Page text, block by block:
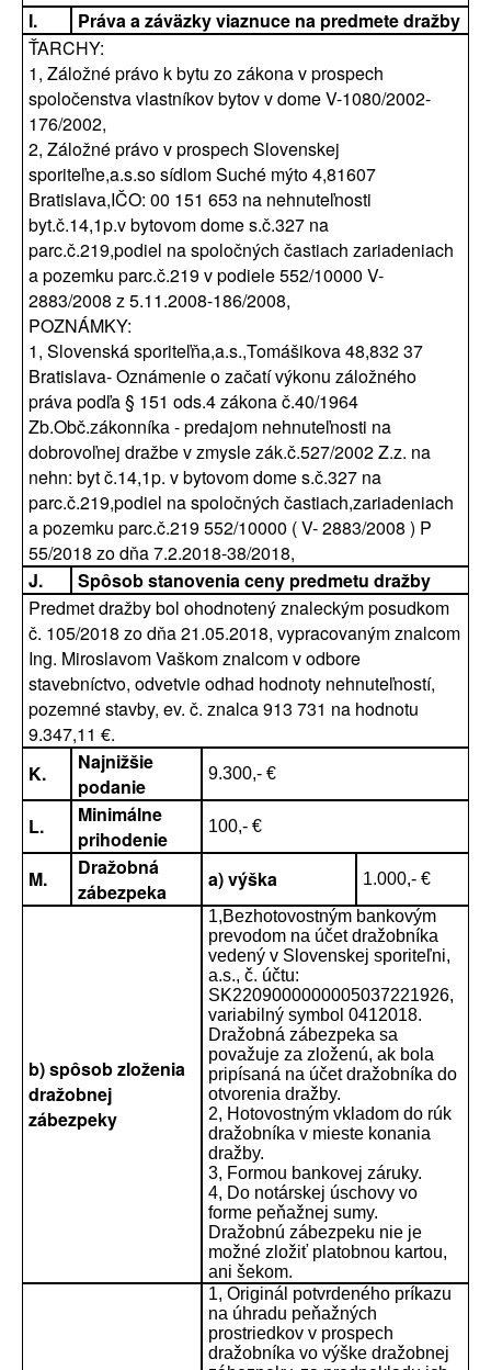
I.
Práva a záväzky viaznuce na predmete dražby
ŤARCHY:
1, Záložné právo k bytu zo zákona v prospech
spoločenstva vlastníkov bytov v dome V-1080/2002-
176/2002,
2, Záložné právo v prospech Slovenskej
sporiteľne,a.s.so sídlom Suché mýto 4,81607
Bratislava,IČO: 00 151 653 na nehnuteľnosti
byt.č.14,1p.v bytovom dome s.č.327 na
parc.č.219,podiel na spoločných častiach zariadeniach
a pozemku parc.č.219 v podiele 552/10000 V-
2883/2008 z 5.11.2008-186/2008,
POZNÁMKY:
1, Slovenská sporiteľňa,a.s.,Tomášikova 48,832 37
Bratislava- Oznámenie o začatí výkonu záložného
práva podľa § 151 ods.4 zákona č.40/1964
Zb.Obč.zákonníka - predajom nehnuteľnosti na
dobrovoľnej dražbe v zmysle zák.č.527/2002 Z.z. na
nehn: byt č.14,1p. v bytovom dome s.č.327 na
parc.č.219,podiel na spoločných častiach,zariadeniach
a pozemku parc.č.219 552/10000 ( V- 2883/2008 ) P
55/2018 zo dňa 7.2.2018-38/2018,
J.
Spôsob stanovenia ceny predmetu dražby
Predmet dražby bol ohodnotený znaleckým posudkom
č. 105/2018 zo dňa 21.05.2018, vypracovaným znalcom
Ing. Miroslavom Vaškom znalcom v odbore
stavebníctvo, odvetvie odhad hodnoty nehnuteľností,
pozemné stavby, ev. č. znalca 913 731 na hodnotu
9.347,11 €.
K.
Najnižšie
podanie
9.300,- €
L.
Minimálne
prihodenie
100,- €
M.
Dražobná
zábezpeka
a) výška 1.000,- €
b) spôsob zloženia
dražobnej
zábezpeky
1,Bezhotovostným bankovým
prevodom na účet dražobníka
vedený v Slovenskej sporiteľni,
a.s., č. účtu:
SK2209000000005037221926,
variabilný symbol 0412018.
Dražobná zábezpeka sa
považuje za zloženú, ak bola
pripísaná na účet dražobníka do
otvorenia dražby.
2, Hotovostným vkladom do rúk
dražobníka v mieste konania
dražby.
3, Formou bankovej záruky.
4, Do notárskej úschovy vo
forme peňažnej sumy.
Dražobnú zábezpeku nie je
možné zložiť platobnou kartou,
ani šekom.
1, Originál potvrdeného príkazu
na úhradu peňažných
prostriedkov v prospech
dražobníka vo výške dražobnej